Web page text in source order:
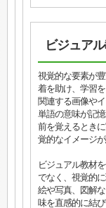
ビジュア
視覚的な要素が
着を助け、学習
関連する画像や
単語の意味が記
前を覚えるとき
覚的なイメージ
ビジュアル教材
でなく、視覚的
絵や写真、図解
味を直感的に結